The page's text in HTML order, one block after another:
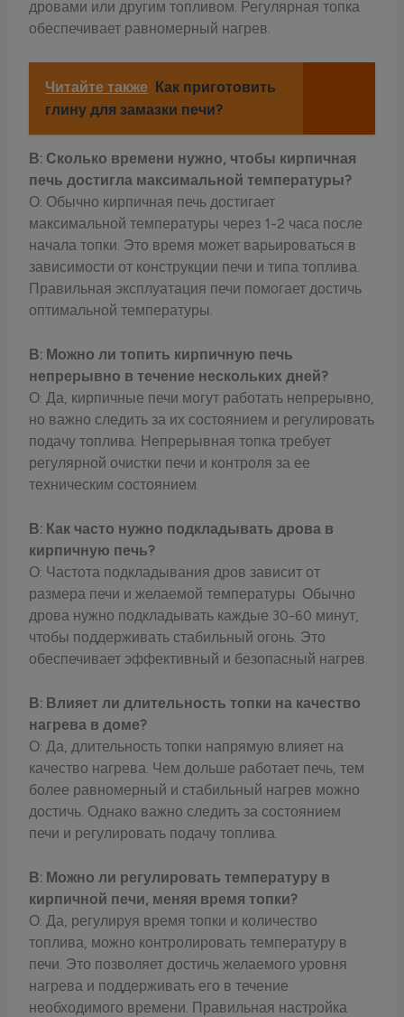
дровами или другим топливом. Регулярная топка
обеспечивает равномерный нагрев.
Читайте также Как приготовить
глину для замазки печи?
В: Сколько времени нужно, чтобы кирпичная
печь достигла максимальной температуры?
О: Обычно кирпичная печь достигает
максимальной температуры через 1-2 часа после
начала топки. Это время может варьироваться в
зависимости от конструкции печи и типа топлива.
Правильная эксплуатация печи помогает достичь
оптимальной температуры.
В: Можно ли топить кирпичную печь
непрерывно в течение нескольких дней?
О: Да, кирпичные печи могут работать непрерывно,
но важно следить за их состоянием и регулировать
подачу топлива. Непрерывная топка требует
регулярной очистки печи и контроля за ее
техническим состоянием.
В: Как часто нужно подкладывать дрова в
кирпичную печь?
О: Частота подкладывания дров зависит от
размера печи и желаемой температуры. Обычно
дрова нужно подкладывать каждые 30-60 минут,
чтобы поддерживать стабильный огонь. Это
обеспечивает эффективный и безопасный нагрев.
В: Влияет ли длительность топки на качество
нагрева в доме?
О: Да, длительность топки напрямую влияет на
качество нагрева. Чем дольше работает печь, тем
более равномерный и стабильный нагрев можно
достичь. Однако важно следить за состоянием
печи и регулировать подачу топлива.
В: Можно ли регулировать температуру в
кирпичной печи, меняя время топки?
О: Да, регулируя время топки и количество
топлива, можно контролировать температуру в
печи. Это позволяет достичь желаемого уровня
нагрева и поддерживать его в течение
необходимого времени. Правильная настройка